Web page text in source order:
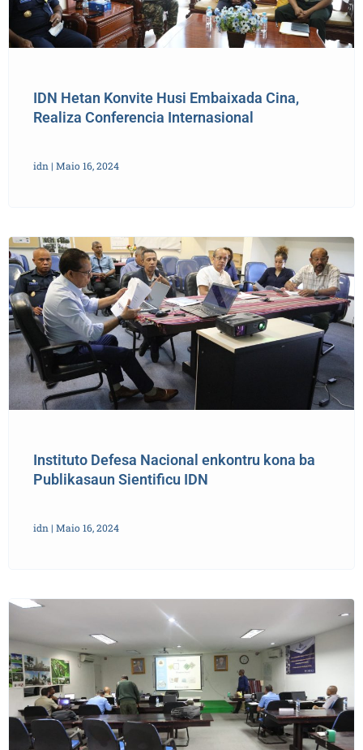
IDN Hetan Konvite Husi Embaixada Cina,
Realiza Conferencia Internasional
idn Maio 16, 2024
Instituto Defesa Nacional enkontru kona ba
Publikasaun Sientificu IDN
idn Maio 16, 2024